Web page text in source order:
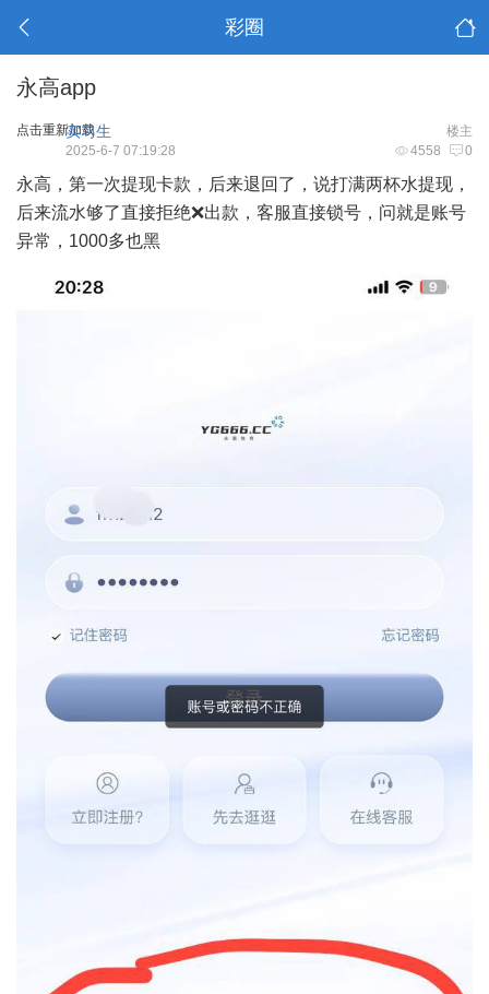
彩圈
永高app
点击重新加载 楼主
实习生
4558 0
2025-6-7 07:19:28
永高，第一次提现卡款，后来退回了，说打满两杯水提现，
后来流水够了直接拒绝❌出款，客服直接锁号，问就是账号
异常，1000多也黑